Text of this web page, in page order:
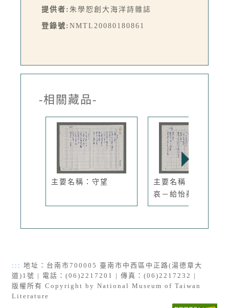
提供者: 朱學恕創大海洋詩雜誌
登錄號: NMTL20080180861
-相關藏品-
主要名稱：守望
主要名稱：展售與悲
哀－給怡蘋
::: 地址：台南市700005 臺南市中西區中正路(湯德章大
道)1號 | 電話：(06)2217201 | 傳真：(06)2217232 |
版權所有 Copyright by National Museum of Taiwan
Literature